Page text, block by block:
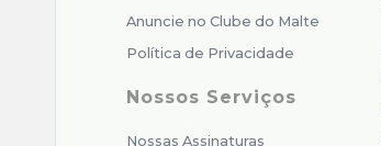
Anuncie no Clube do Malte
Política de Privacidade
Nossos Serviços
Nossas Assinaturas